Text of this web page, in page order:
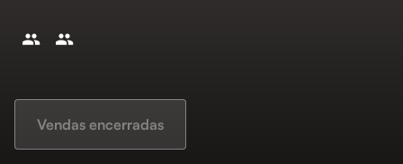
Vendas encerradas